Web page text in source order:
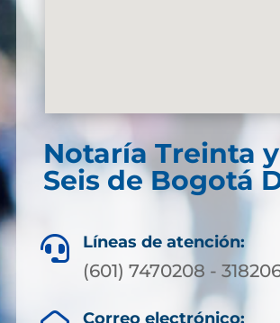
Notaría Treinta y
Seis de Bogotá
 Líneas de atención:
(601) 7470208 -
Correo electrónico: